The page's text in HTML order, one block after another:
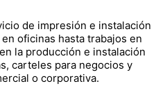
de impresión e instalación
oficinas hasta trabajos en
la producción e instalación
carteles para negocios y
o corporativa.